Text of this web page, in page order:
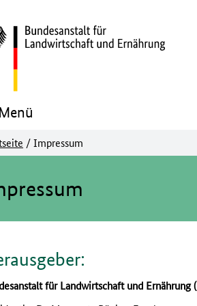
Menü
/Impressum
für Landwirtschaft und Ernährung